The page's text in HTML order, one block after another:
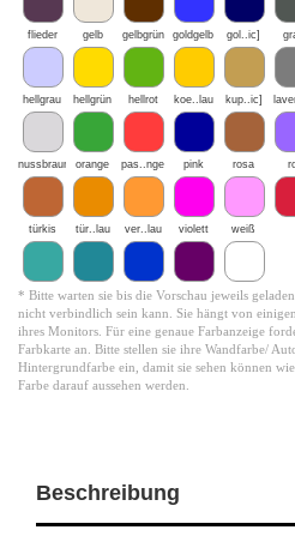
flieder gelb gelbgrün goldgelb gol..ic]
hellgrau hellgrün hellrot koe..lau kup..ic]
nussbraun orange pas..nge pink rosa
türkis tür..lau ver..lau violett weiß
* Bitte warten sie bis die Vorschau jeweils
nicht verbindlich sein kann. Sie hängt von
ihres Monitors. Für eine genaue Farbanzeige
Farbkarte an. Bitte stellen sie ihre Wandfarbe/
Hintergrundfarbe ein, damit sie sehen können
Farbe darauf aussehen werden.
Beschreibung